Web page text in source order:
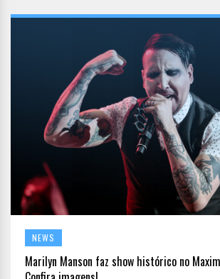
NEWS
Marilyn Manson faz show histórico no